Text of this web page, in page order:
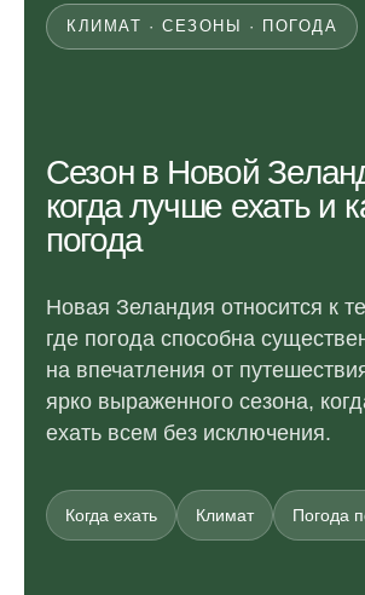
КЛИМАТ · СЕЗОНЫ · ПОГОДА
Сезон в Новой
когда лучше ехать и
погода
Новая Зеландия относится к
где погода способна
на впечатления от
ярко выраженного сезона,
ехать всем без исключения.
Когда ехать Климат Погода